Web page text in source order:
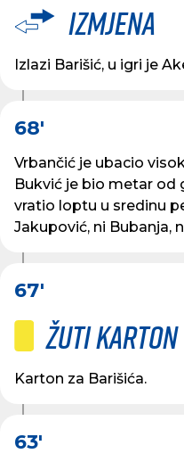
Izmjena
Izlazi Barišić, u igri je
68'
Vrbančić je ubacio
Bukvić je bio metar od
vratio loptu u sredinu
Jakupović, ni Bubanja,
67'
Žuti karton
Karton za Barišića.
63'